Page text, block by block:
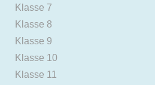
Klasse 7
Klasse 8
Klasse 9
Klasse 10
Klasse 11